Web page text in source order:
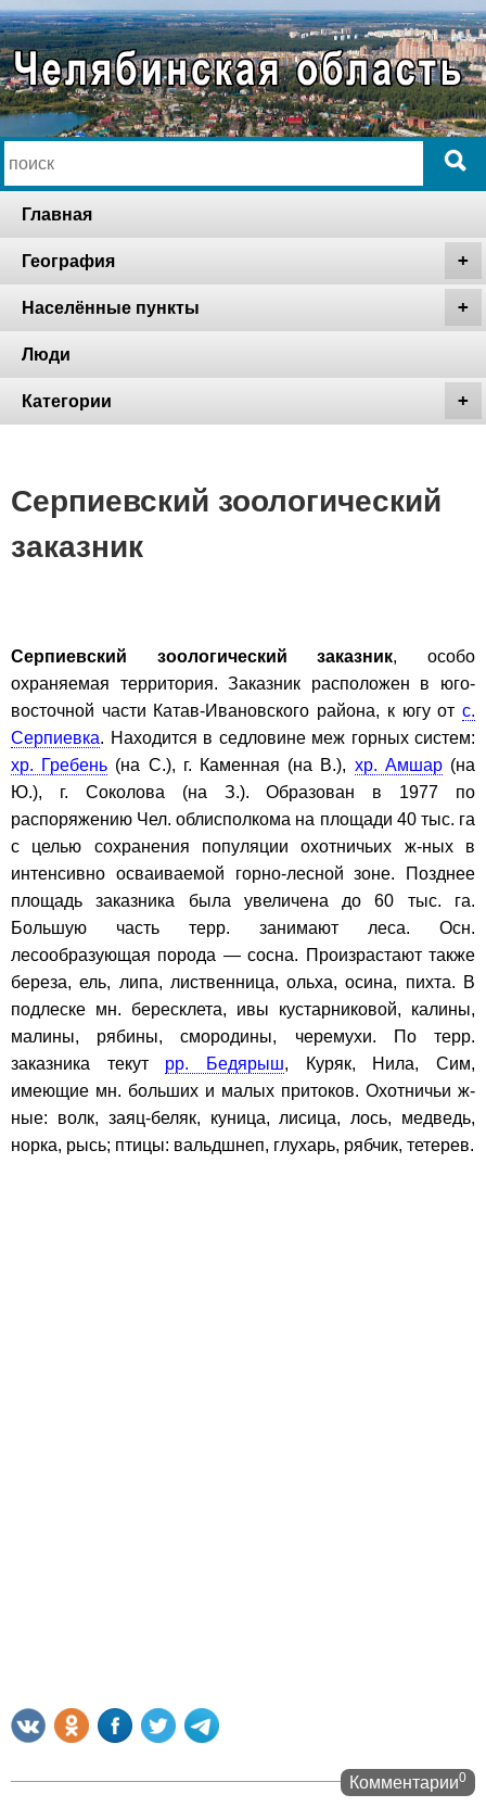
Главная
География
Населённые пункты
Люди
Категории
Серпиевский зоологический
заказник
Серпиевский зоологический заказник, особо
охраняемая территория. Заказник расположен в юго-
восточной части Катав-Ивановcкого района, к югу от с.
Серпиевка. Находится в седловине меж горных систем:
хр. Гребень (на С.), г. Каменная (на В.), хр. Амшар(на
Ю.), г. Соколова (на З.). Образован в 1977 по
распоряжению Чел. облисполкома на площади 40 тыс. га
с целью сохранения популяции охотничьих ж-ных в
интенсивно осваиваемой горно-лесной зоне. Позднее
площадь заказника была увеличена до 60 тыс. га.
Большую часть терр. занимают леса. Осн.
лесообразующая порода — сосна. Произрастают также
береза, ель, липа, лиственница, ольха, осина, пихта. В
подлеске мн. бересклета, ивы кустарниковой, калины,
малины, рябины, смородины, черемухи. По терр.
заказника текут рр. Бедярыш, Куряк, Нила, Сим,
имеющие мн. больших и малых притоков. Охотничьи ж-
ные: волк, заяц-беляк, куница, лисица, лось, медведь,
норка, рысь; птицы: вальдшнеп, глухарь, рябчик, тетерев.
Комментарии0